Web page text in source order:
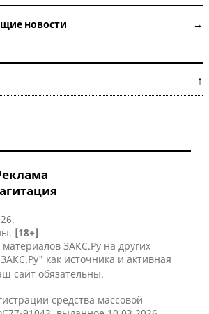
новости →
персон ↑
[18+]
ЗАКС.Ру на других
как источника и активная
сайт обязательны.
средства массовой